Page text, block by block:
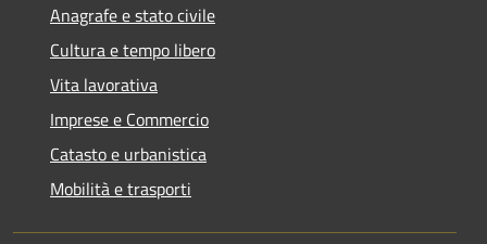
Anagrafe e stato civile
Cultura e tempo libero
Vita lavorativa
Imprese e Commercio
Catasto e urbanistica
Mobilità e trasporti